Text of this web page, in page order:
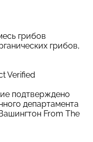
грибов
грибов,
Verified
подтверждено
департамента
From The